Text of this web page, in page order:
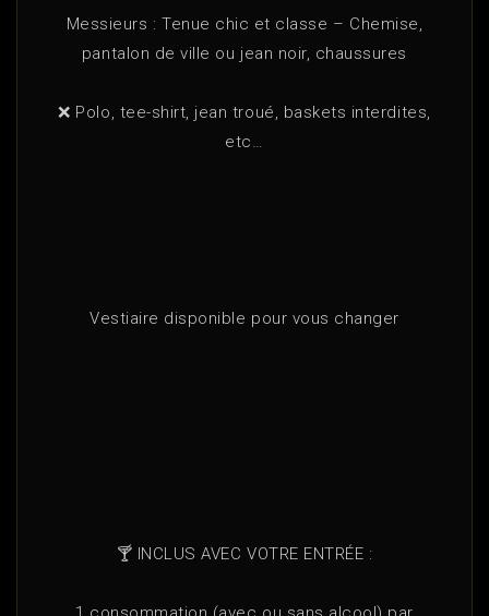
Messieurs : Tenue chic et classe – Chemise,
pantalon de ville ou jean noir, chaussures
❌ Polo, tee-shirt, jean troué, baskets interdites,
etc…
Vestiaire disponible pour vous changer
🍸 INCLUS AVEC VOTRE ENTRÉE :